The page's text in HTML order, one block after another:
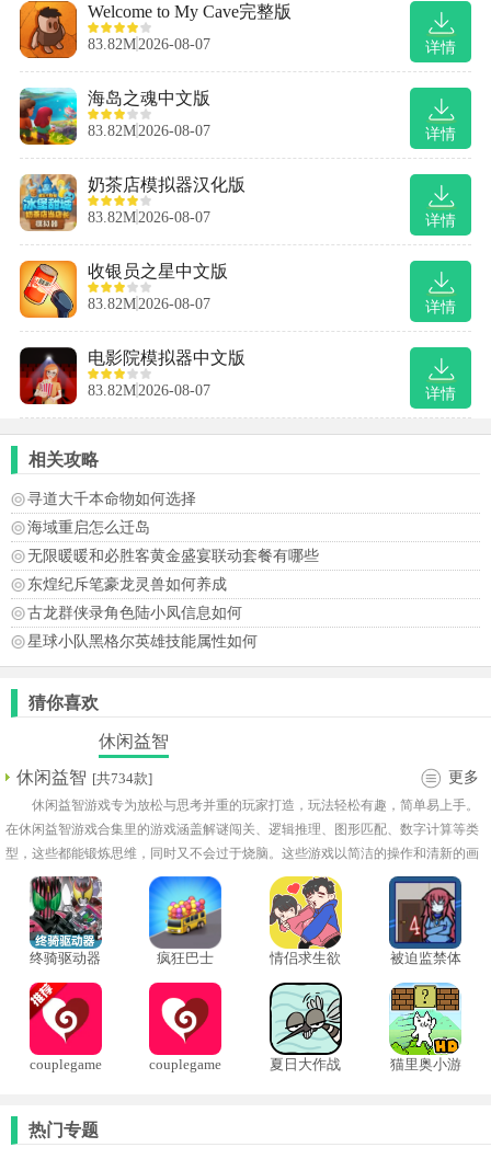
详情
Welcome to My Cave完整版
83.82M 2026-08-07
详情
海岛之魂中文版
83.82M 2026-08-07
详情
奶茶店模拟器汉化版
83.82M 2026-08-07
详情
收银员之星中文版
83.82M 2026-08-07
详情
电影院模拟器中文版
83.82M 2026-08-07
相关攻略
寻道大千本命物如何选择
海域重启怎么迁岛
无限暖暖和必胜客黄金盛宴联动套餐有哪些
东煌纪斥笔豪龙灵兽如何养成
古龙群侠录角色陆小凤信息如何
星球小队黑格尔英雄技能属性如何
猜你喜欢
休闲益智
休闲益智 [共734款] 更多
休闲益智游戏专为放松与思考并重的玩家打造，玩法轻松有趣，简单易上手。
在休闲益智游戏合集里的游戏涵盖解谜闯关、逻辑推理、图形匹配、数字计算等类
型，这些都能锻炼思维，同时又不会过于烧脑。这些游戏以简洁的操作和清新的画
面为玩家带来极佳的舒适体验，是打发时间、放松心情的绝佳选择。
终骑驱动器
版
疯狂巴士 情侣求生欲
被迫监禁体
couplegame
couplegame
夏日大作战
猫里奥小游
热门专题